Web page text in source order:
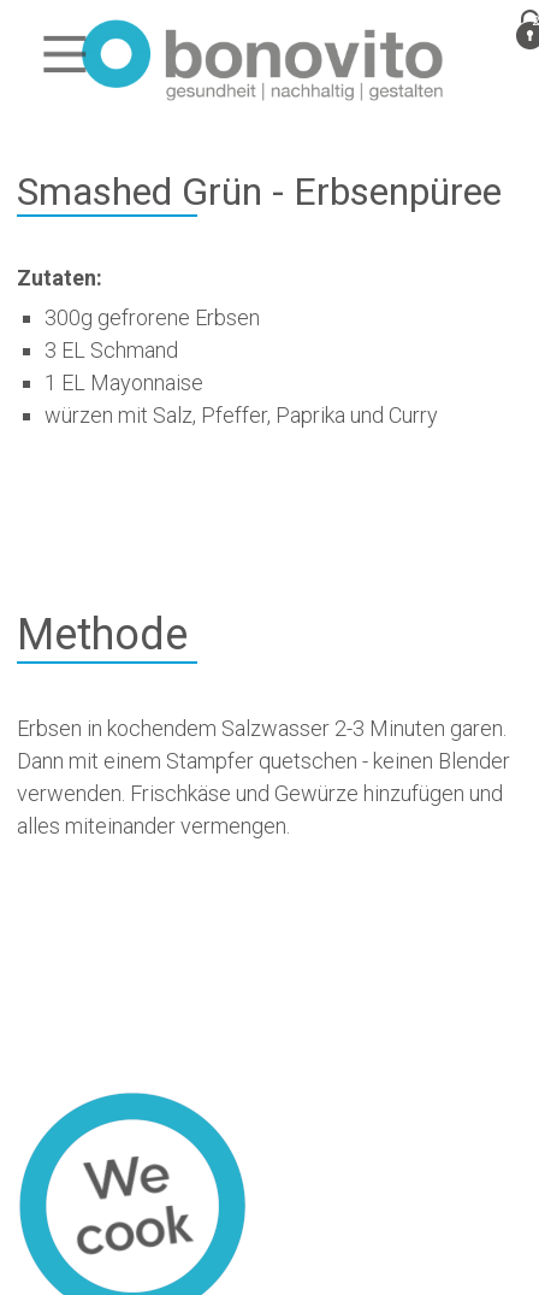
Smashed Grün - Erbsenpüree
Zutaten:
300g gefrorene Erbsen
3 EL Schmand
1 EL Mayonnaise
würzen mit Salz, Pfeffer, Paprika und Curry
Methode
Erbsen in kochendem Salzwasser 2-3 Minuten garen.
Dann mit einem Stampfer quetschen - keinen Blender
verwenden. Frischkäse und Gewürze hinzufügen und
alles miteinander vermengen.